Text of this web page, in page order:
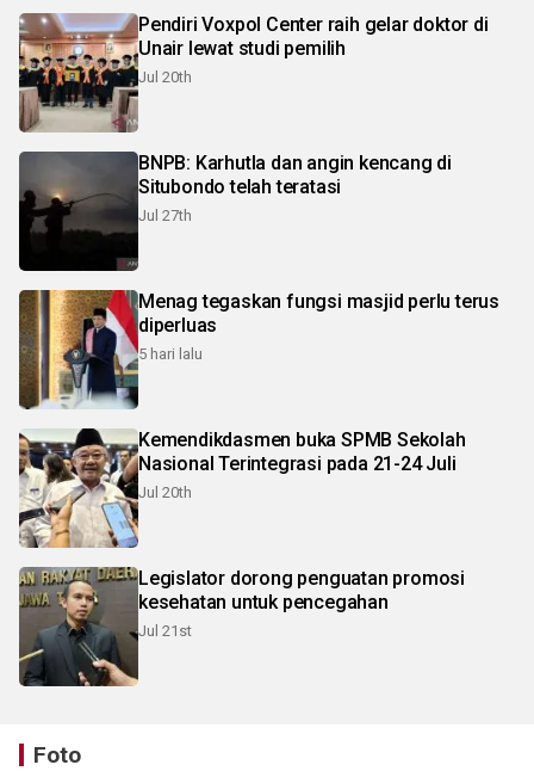
Pendiri Voxpol Center raih gelar doktor di
Unair lewat studi pemilih
Jul 20th
BNPB: Karhutla dan angin kencang di
Situbondo telah teratasi
Jul 27th
Menag tegaskan fungsi masjid perlu terus
diperluas
5 hari lalu
Kemendikdasmen buka SPMB Sekolah
Nasional Terintegrasi pada 21-24 Juli
Jul 20th
Legislator dorong penguatan promosi
kesehatan untuk pencegahan
Jul 21st
Foto